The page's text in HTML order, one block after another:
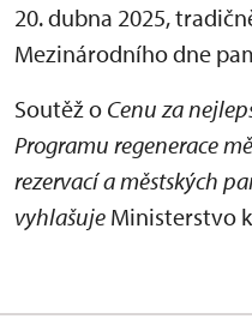
20. dubna 2025,
Mezinárodního dne
Soutěž o Cenu za
Programu regenerace
rezervací a městských
vyhlašuje Ministerstvo